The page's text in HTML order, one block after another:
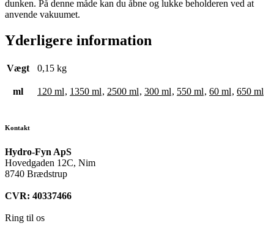
dunken. På denne måde kan du åbne og lukke beholderen ved at
anvende vakuumet.
Yderligere information
Vægt 0,15 kg
ml 120 ml, 1350 ml, 2500 ml, 300 ml, 550 ml, 60 ml, 650 ml
Kontakt
Hydro-Fyn ApS
Hovedgaden 12C, Nim
8740 Brædstrup
CVR: 40337466
Ring til os